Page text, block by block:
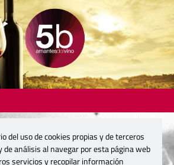
del uso de cookies propias y de terceros
de análisis al navegar por esta página web
servicios y recopilar información